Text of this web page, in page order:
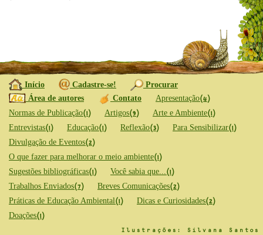
Início Cadastre-se!
Procurar
Área de autores
Contato Apresentação(4)
Normas de Publicação(1) Artigos(9) Arte e Ambiente(1)
Entrevistas(1) Educação(1) Reflexão(3) Para Sensibilizar(1)
Divulgação de Eventos(2)
O que fazer para melhorar o meio ambiente(1)
Sugestões bibliográficas(1) Você sabia que...(1)
Trabalhos Enviados(7) Breves Comunicações(2)
Práticas de Educação Ambiental(1) Dicas e Curiosidades(2)
Doações(1)
Ilustrações: Silvana Santos